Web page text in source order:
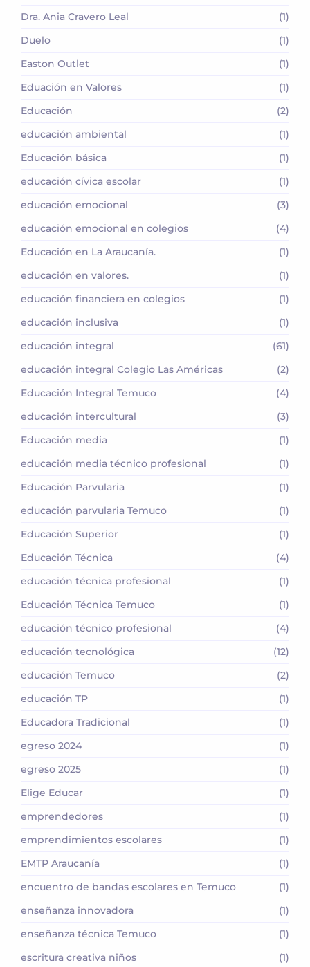
Dra. Ania Cravero Leal
(1)
Duelo
(1)
Easton Outlet
(1)
Eduación en Valores
(1)
Educación
(2)
educación ambiental
(1)
Educación básica
(1)
educación cívica escolar
(1)
educación emocional
(3)
educación emocional en colegios
(4)
Educación en La Araucanía.
(1)
educación en valores.
(1)
educación financiera en colegios
(1)
educación inclusiva
(1)
educación integral
(61)
educación integral Colegio Las Américas
(2)
Educación Integral Temuco
(4)
educación intercultural
(3)
Educación media
(1)
educación media técnico profesional
(1)
Educación Parvularia
(1)
educación parvularia Temuco
(1)
Educación Superior
(1)
Educación Técnica
(4)
educación técnica profesional
(1)
Educación Técnica Temuco
(1)
educación técnico profesional
(4)
educación tecnológica
(12)
educación Temuco
(2)
educación TP
(1)
Educadora Tradicional
(1)
egreso 2024
(1)
egreso 2025
(1)
Elige Educar
(1)
emprendedores
(1)
emprendimientos escolares
(1)
EMTP Araucanía
(1)
encuentro de bandas escolares en Temuco
(1)
enseñanza innovadora
(1)
enseñanza técnica Temuco
(1)
escritura creativa niños
(1)